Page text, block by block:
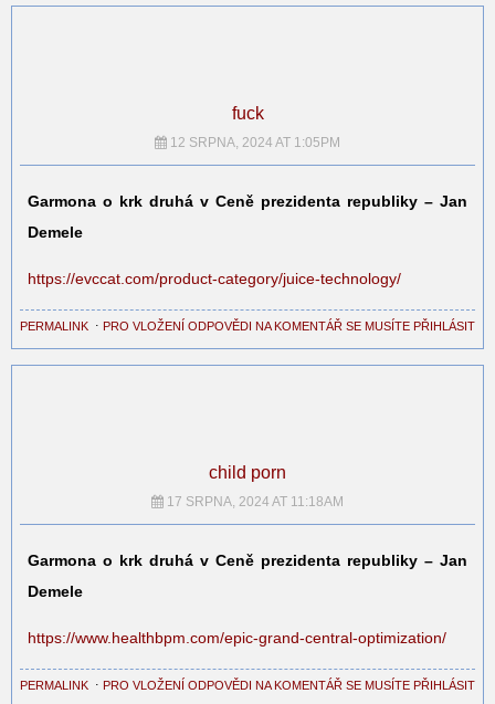
fuck
12 SRPNA, 2024 AT 1:05PM
Garmona o krk druhá v Ceně prezidenta republiky – Jan
Demele
https://evccat.com/product-category/juice-technology/
PERMALINK ⋅ PRO VLOŽENÍ ODPOVĚDI NA KOMENTÁŘ SE MUSÍTE PŘIHLÁSIT
child porn
17 SRPNA, 2024 AT 11:18AM
Garmona o krk druhá v Ceně prezidenta republiky – Jan
Demele
https://www.healthbpm.com/epic-grand-central-optimization/
PERMALINK ⋅ PRO VLOŽENÍ ODPOVĚDI NA KOMENTÁŘ SE MUSÍTE PŘIHLÁSIT